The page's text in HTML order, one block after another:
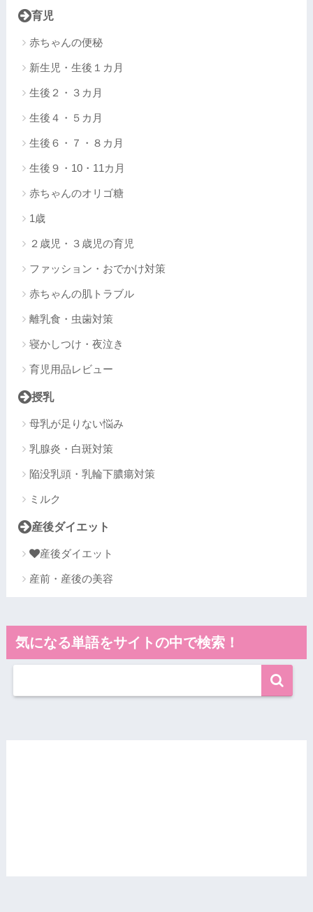
育児
赤ちゃんの便秘
新生児・生後１カ月
生後２・３カ月
生後４・５カ月
生後６・７・８カ月
生後９・10・11カ月
赤ちゃんのオリゴ糖
1歳
２歳児・３歳児の育児
ファッション・おでかけ対策
赤ちゃんの肌トラブル
離乳食・虫歯対策
寝かしつけ・夜泣き
育児用品レビュー
授乳
母乳が足りない悩み
乳腺炎・白斑対策
陥没乳頭・乳輪下膿瘍対策
ミルク
産後ダイエット
産後ダイエット
産前・産後の美容
気になる単語をサイトの中で検索！